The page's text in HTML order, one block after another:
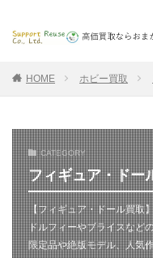
HOME ホビー買取
CATEGORY
フィギュア・ドー
【フィギュア・ドール買取
ドルフィーやブライスなど
限定品や絶版モデル、人気